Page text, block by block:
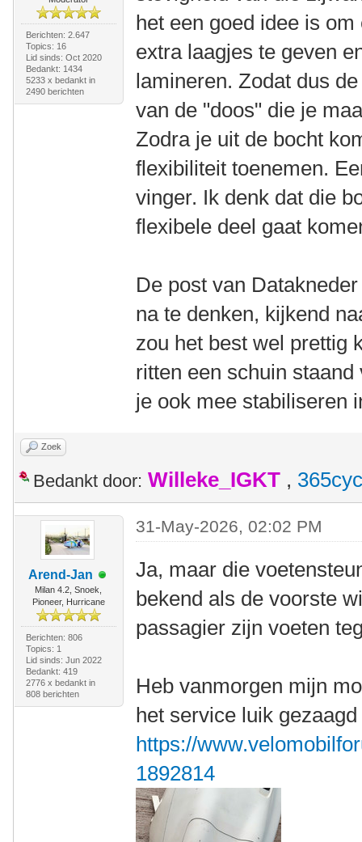
Berichten: 2.647
Topics: 16
Lid sinds: Oct 2020
Bedankt: 1434
5233 x bedankt in
2490 berichten
het een goed idee is
extra laagjes te geven
lamineren. Zodat dus
van de "doos" die je
Zodra je uit de bocht
flexibiliteit toenemen.
vinger. Ik denk dat die
flexibele deel gaat
De post van
na te denken, kijkend
zou het best wel prettig
ritten een schuin
je ook mee stabiliseren
Zoek
Bedankt door: Willeke_IGKT ,
Arend-Jan
Milan 4.2, Snoek,
Pioneer, Hurricane
Berichten: 806
Topics: 1
Lid sinds: Jun 2022
Bedankt: 419
2776 x bedankt in
808 berichten
31-May-2026, 02:02 PM
Ja, maar die
bekend als de voorste
passagier zijn voeten
Heb vanmorgen mijn
het service luik gezaagd
https://
1892814